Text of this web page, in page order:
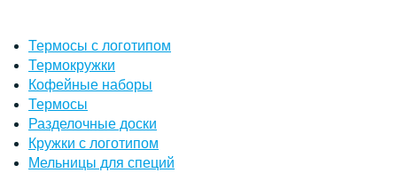
Термосы с логотипом
Термокружки
Кофейные наборы
Термосы
Разделочные доски
Кружки с логотипом
Мельницы для специй